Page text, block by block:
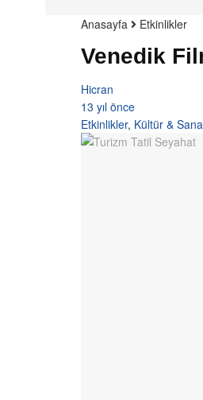
Anasayfa Etkinlikler
Venedik
Hicran
13 yıl önce
Etkinlikler, Kültür &